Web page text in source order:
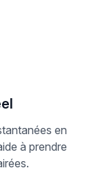
en
à prendre